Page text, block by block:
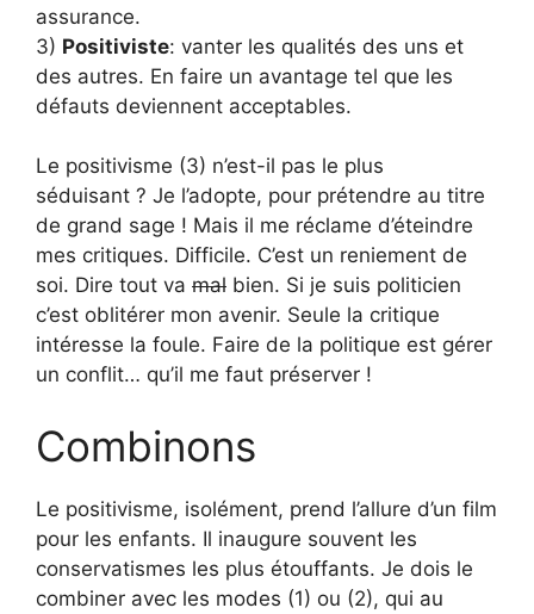
assurance.
3) Positiviste: vanter les qualités des uns et
des autres. En faire un avantage tel que les
défauts deviennent acceptables.
Le positivisme (3) n’est-il pas le plus
séduisant ? Je l’adopte, pour prétendre au titre
de grand sage ! Mais il me réclame d’éteindre
mes critiques. Difficile. C’est un reniement de
soi. Dire tout va mal bien. Si je suis politicien
c’est oblitérer mon avenir. Seule la critique
intéresse la foule. Faire de la politique est gérer
un conflit… qu’il me faut préserver !
Combinons
Le positivisme, isolément, prend l’allure d’un film
pour les enfants. Il inaugure souvent les
conservatismes les plus étouffants. Je dois le
combiner avec les modes (1) ou (2), qui au